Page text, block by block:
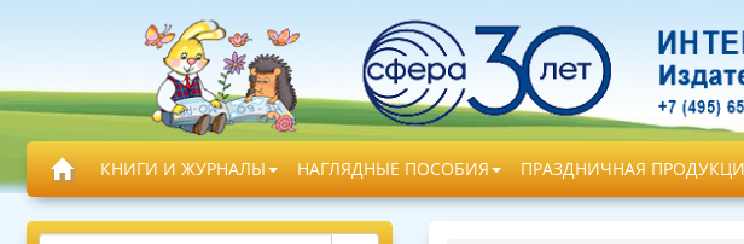
КНИГИ И ЖУРНАЛЫ НАГЛЯДНЫЕ ПОСОБИЯ ПРАЗДНИЧНАЯ